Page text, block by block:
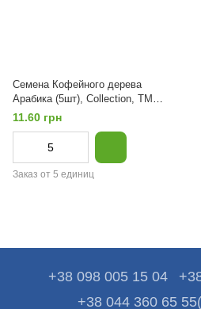
Семена Кофейного дерева
Арабика (5шт), Collection, TM
GL Seeds
11.60 грн
Заказ от 5 единиц
+38 098 005 15 04
+38 044 360 65